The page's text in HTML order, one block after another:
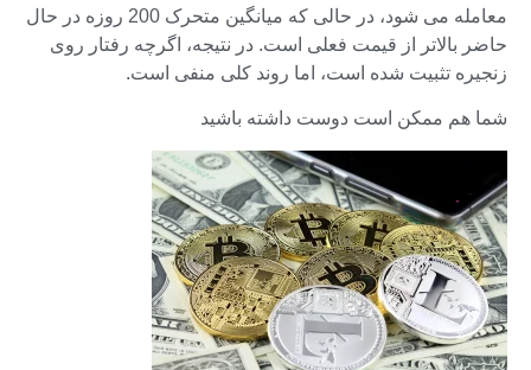
معامله می شود، در حالی که میانگین متحرک 200 روزه در حال
حاضر بالاتر از قیمت فعلی است. در نتیجه، اگرچه رفتار روی
زنجیره تثبیت شده است، اما روند کلی منفی است.
شما هم ممکن است دوست داشته باشید